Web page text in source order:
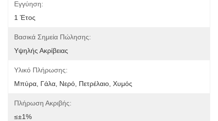
Εγγύηση:
1 Έτος
Βασικά Σημεία Πώλησης:
Υψηλής Ακρίβειας
Υλικό Πλήρωσης:
Μπύρα, Γάλα, Νερό, Πετρέλαιο, Χυμός
Πλήρωση Ακριβής:
≤±1%